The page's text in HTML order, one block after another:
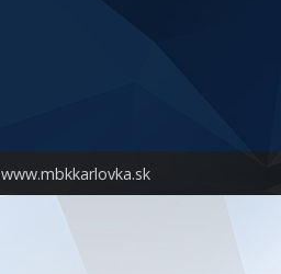
www.mbkkarlovka.sk